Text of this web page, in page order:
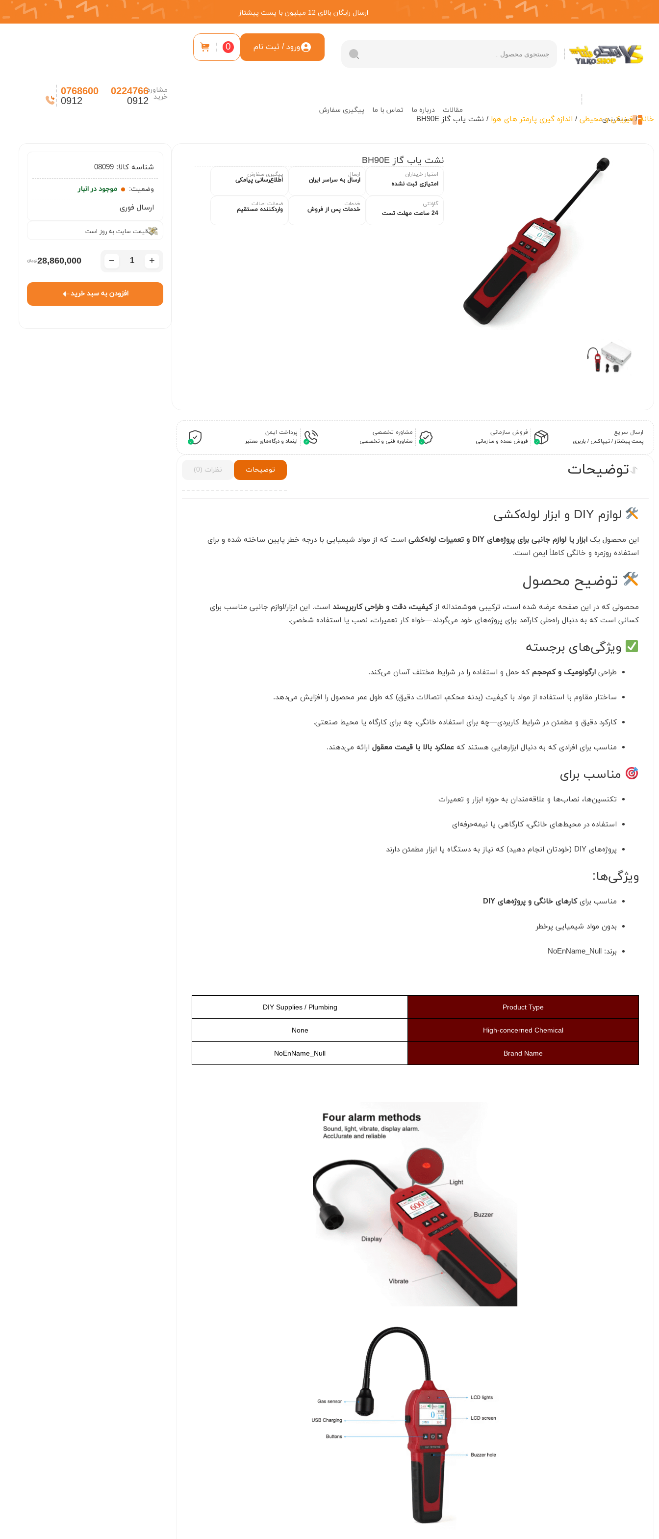
ارسال رایگان بالای 12 میلیون با پست پیشتاز
ورود / ثبت نام 0
دسته بندی
مقالات درباره ما تماس با ما پیگیری سفارش
مشاوره
خرید 0224766
0912
0768600
0912
خانه/ فیزیکی و محیطی / اندازه گیری پارمتر های هوا / نشت یاب گاز BH90E
نشت یاب گاز BH90E
امتیاز خریداران
امتیازی ثبت نشده
ارسال
ارسال به سراسر ایران
پیگیری سفارش
اطلاع‌رسانی پیامکی
گارانتی
24 ساعت مهلت تست
خدمات
خدمات پس از فروش
ضمانت اصالت
واردکننده مستقیم
شناسه کالا: 08099
وضعیت: موجود در انبار
ارسال فوری
قیمت سایت به روز است
+
−
28,860,000
افزودن به سبد خرید
ارسال سریع
پست پیشتاز / تیپاکس / باربری
فروش سازمانی
فروش عمده و سازمانی
مشاوره تخصصی
مشاوره فنی و تخصصی
پرداخت ایمن
اینماد و درگاه‌های معتبر
توضیحات نظرات (0) توضیحات
لوازم DIY و ابزار لوله‌کشی
این محصول یک ابزار یا لوازم جانبی برای پروژه‌های DIY و تعمیرات لوله‌کشی
است که از مواد شیمیایی با درجه خطر پایین ساخته شده و برای
استفاده روزمره و خانگی کاملاً ایمن است.
توضیح محصول
محصولی که در این صفحه عرضه شده است، ترکیبی هوشمندانه ازکیفیت، دقت و طراحی کاربرپسند است. این ابزار/لوازم جانبی مناسب برای
کسانی است که به دنبال راه‌حلی کارآمد برای پروژه‌های خود می‌گردند—خواه کار تعمیرات، نصب یا استفاده شخصی.
ویژگی‌های برجسته
طراحی ارگونومیک و کم‌حجم که حمل و استفاده را در شرایط مختلف آسان می‌کند.
ساختار مقاوم با استفاده از مواد با کیفیت (بدنه محکم، اتصالات دقیق) که طول عمر محصول را افزایش می‌دهد.
کارکرد دقیق و مطمئن در شرایط کاربردی—چه برای استفاده خانگی، چه برای کارگاه یا محیط صنعتی.
مناسب برای افرادی که به دنبال ابزارهایی هستند که عملکرد بالا با قیمت معقول ارائه می‌دهند.
مناسب برای
تکنسین‌ها، نصاب‌ها و علاقه‌مندان به حوزه ابزار و تعمیرات
استفاده در محیط‌های خانگی، کارگاهی یا نیمه‌حرفه‌ای
پروژه‌های DIY (خودتان انجام دهید) که نیاز به دستگاه یا ابزار مطمئن دارند
ویژگی‌ها:
مناسب برایکارهای خانگی و پروژه‌های DIY
بدون مواد شیمیایی پرخطر
برند: NoEnName_Null
Product Type
DIY Supplies / Plumbing
High-concerned Chemical
None
Brand Name
NoEnName_Null